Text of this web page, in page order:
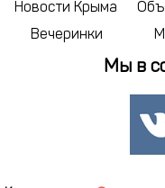
Новости Крыма
Вечеринки
Мы в